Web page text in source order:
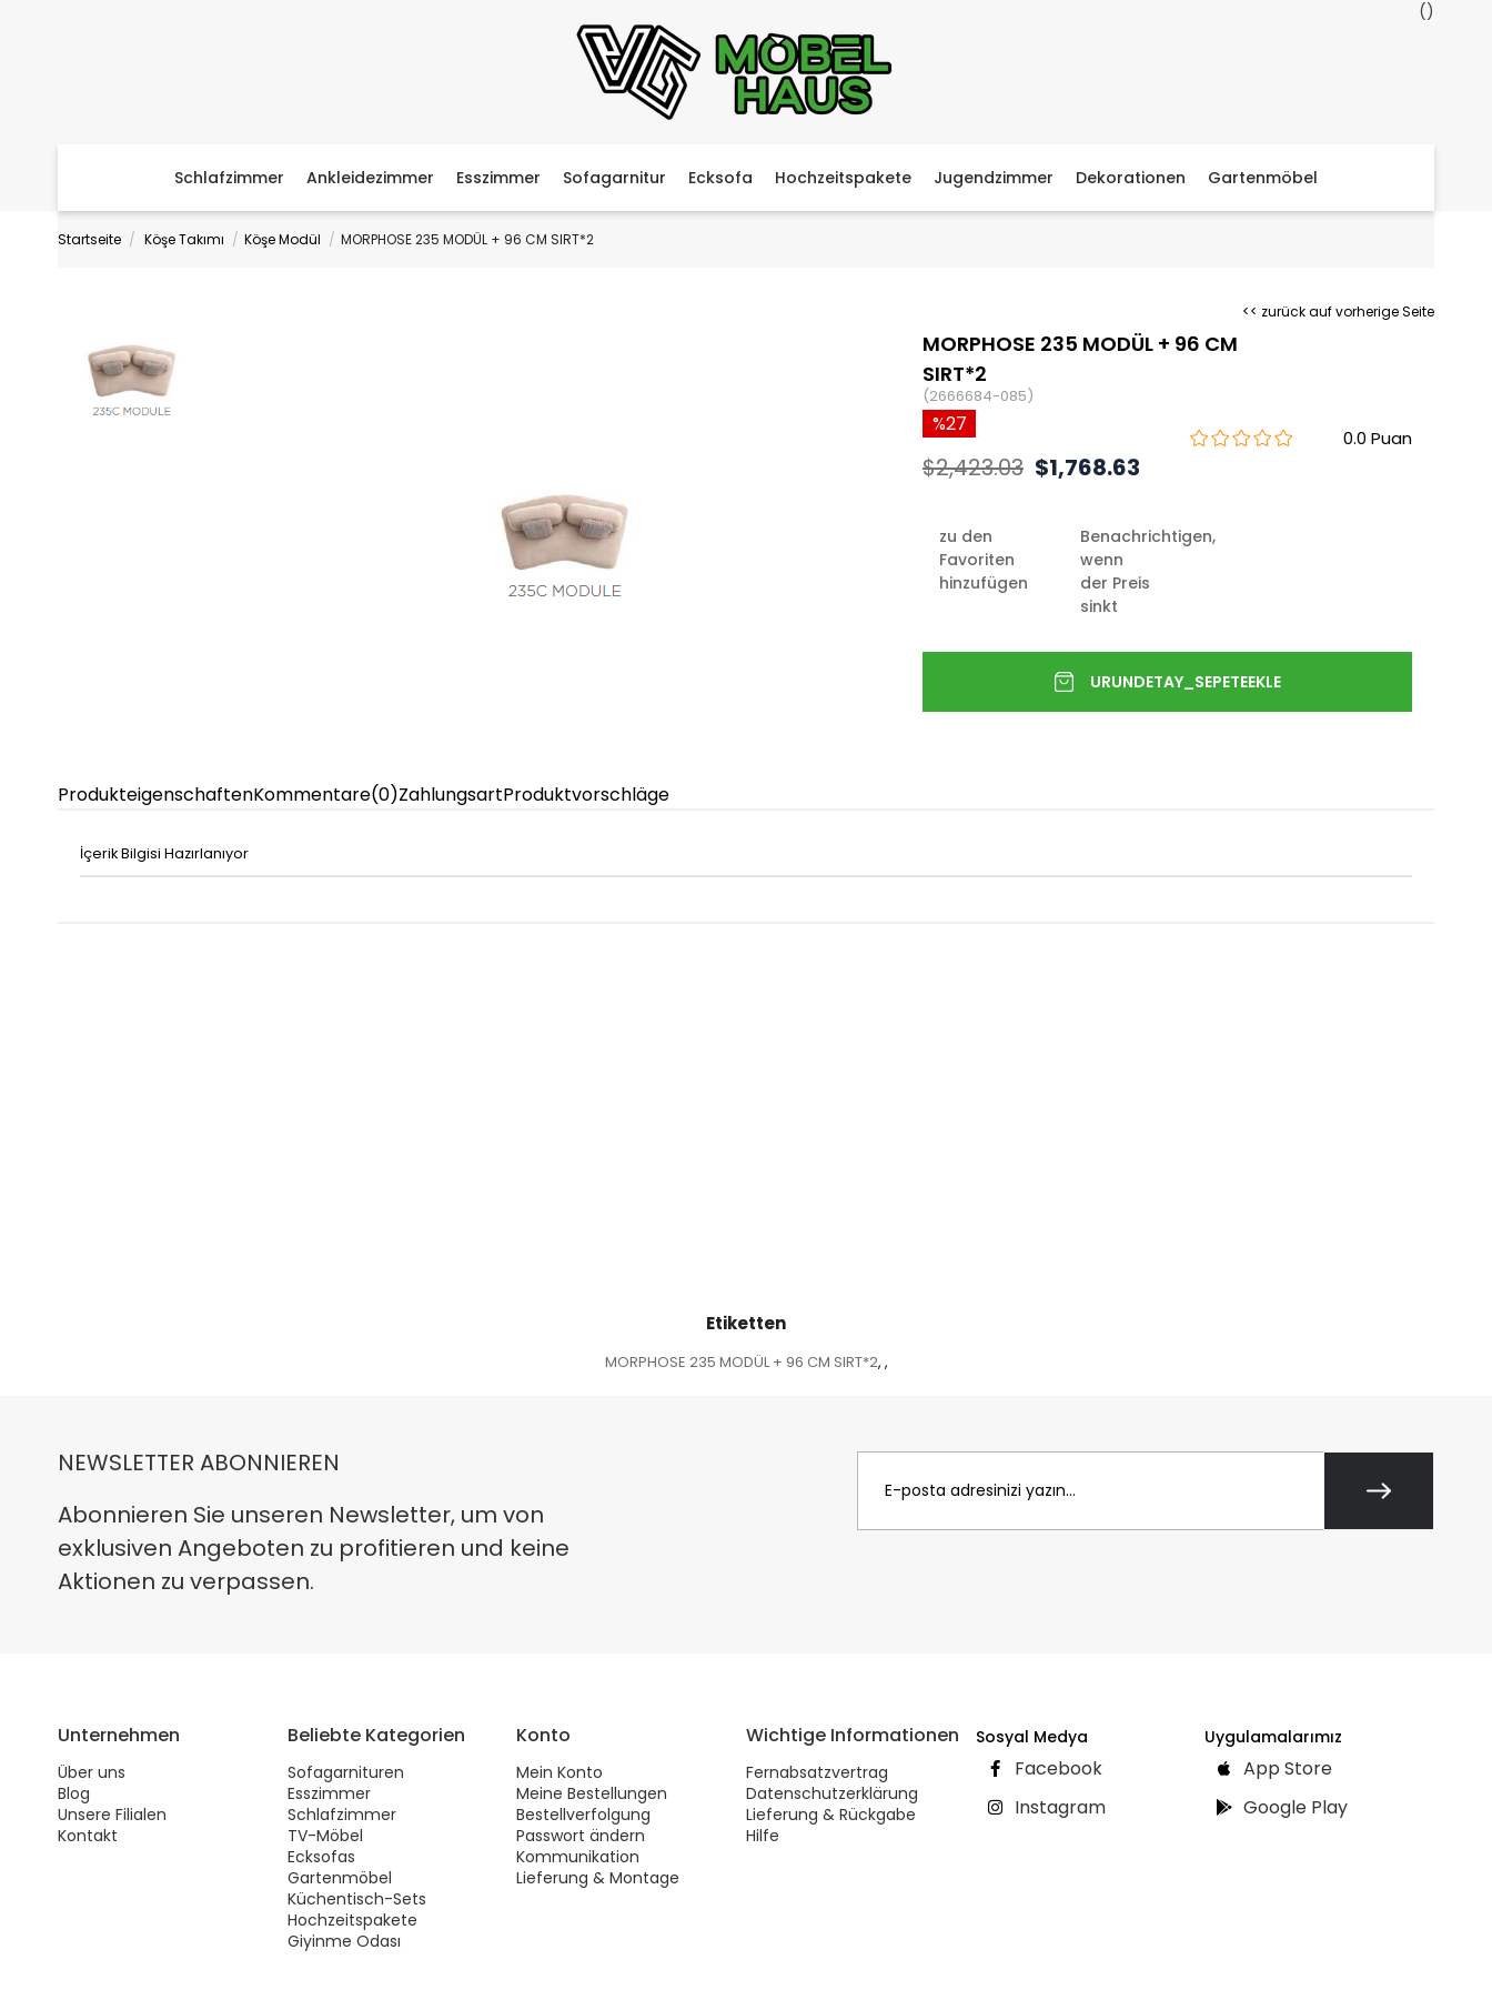
Schlafzimmer Ankleidezimmer Esszimmer Sofagarnitur Ecksofa Hochzeitspakete Jugendzimmer Dekorationen Gartenmöbel
Startseite Köşe Takımı Köşe Modül MORPHOSE 235 MODÜL + 96 CM SIRT*2
<< zurück auf vorherige Seite
MORPHOSE 235 MODÜL + 96 CM
SIRT*2
(2666684-085)
0.0
27
$2,423.03 $1,768.63
zu den
Favoriten
hinzufügen
Benachrichtigen,
wenn
der Preis
sinkt
ProdukteigenschaftenKommentare(0)ZahlungsartProduktvorschläge
İçerik Bilgisi Hazırlanıyor
Etiketten
MORPHOSE 235 MODÜL + 96 CM SIRT*2, ,
NEWSLETTER ABONNIEREN
Abonnieren Sie unseren Newsletter, um von
exklusiven Angeboten zu profitieren und keine
Aktionen zu verpassen.
Unternehmen
Über uns
Blog
Unsere Filialen
Kontakt
Beliebte Kategorien
Sofagarnituren
Esszimmer
Schlafzimmer
TV-Möbel
Ecksofas
Gartenmöbel
Küchentisch-Sets
Hochzeitspakete
Giyinme Odası
Konto
Mein Konto
Meine Bestellungen
Bestellverfolgung
Passwort ändern
Kommunikation
Lieferung & Montage
Wichtige Informationen
Fernabsatzvertrag
Datenschutzerklärung
Lieferung & Rückgabe
Hilfe
Sosyal Medya
Facebook
Instagram
Uygulamalarımız
App Store
Google Play